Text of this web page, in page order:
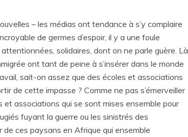
– les médias ont tendance à s’y complaire
de germes d’espoir, il y a une foule
solidaires, dont on ne parle guère. Là
ont tant de peine à s’insérer dans le monde
sait-on assez que des écoles et associations
de cette impasse ? Comme ne pas s’émerveiller
associations qui se sont mises ensemble pour
fuyant la guerre ou les sinistrés des
de ces paysans en Afrique qui ensemble